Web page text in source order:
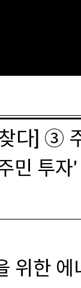
다] ③
민 투자'
위한